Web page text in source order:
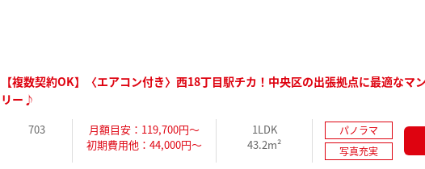
【複数契約OK】〈エアコン付き〉西18丁目駅チカ！中央区の出張拠点に最適なマ
リー♪
703
月額目安：119,700円～
初期費用他：44,000円～
1LDK
43.2m²
パノラマ
写真充実